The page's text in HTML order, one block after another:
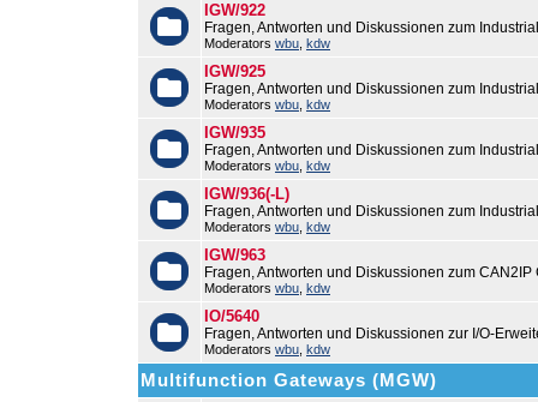
IGW/922
Fragen, Antworten und Diskussionen zum
Moderators wbu kdw
IGW/925
Fragen, Antworten und Diskussionen zum
Moderators wbu kdw
IGW/935
Fragen, Antworten und Diskussionen zum
Moderators wbu kdw
IGW/936(-L)
Fragen, Antworten und Diskussionen zum
Moderators wbu kdw
IGW/963
Fragen, Antworten und Diskussionen zum CAN2IP
Moderators wbu kdw
IO/5640
Fragen, Antworten und Diskussionen zur I/O-
Moderators wbu kdw
Multifunction Gateways (MGW)